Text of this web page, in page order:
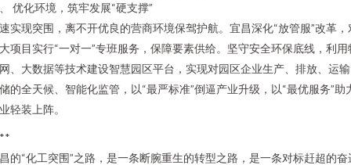
优化环境，筑牢发展“硬支撑”
实现突围，离不开优良的营商环境保驾护航。宜昌深化“放管服”改革，
项目实行“一对一”专班服务，保障要素供给。坚守安全环保底线，利用
、大数据等技术建设智慧园区平台，实现对园区企业生产、排放、运
的全天候、智能化监管，以“最严标准”倒逼产业升级，以“最优服务”助
轻装上阵。
的“化工突围”之路，是一条断腕重生的转型之路，是一条对标赶超的奋